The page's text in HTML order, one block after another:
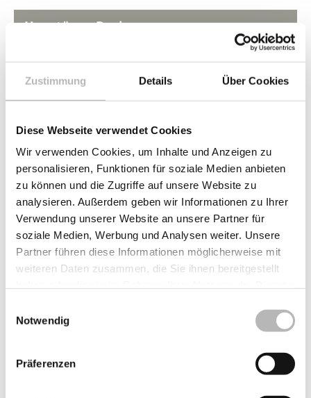
Zustimmung Details Über Cookies
Diese Webseite verwendet Cookies
Wir verwenden Cookies, um Inhalte und Anzeigen zu
personalisieren, Funktionen für soziale Medien anbieten
zu können und die Zugriffe auf unsere Website zu
analysieren. Außerdem geben wir Informationen zu Ihrer
Verwendung unserer Website an unsere Partner für
soziale Medien, Werbung und Analysen weiter. Unsere
Partner führen diese Informationen möglicherweise mit
weiteren Daten zusammen, die Sie ihnen bereitgestellt
Notwendig
Präferenzen
Haustüren-Design
Gestalten Sie Ihre Wunsch-Haustüre mit dem Schweiker Türen-
Konfigurator
Der Glaskonfigurator
jetzt online.
KfW-Förderung
Zuschüsse der KfW-Bank für Neubau und Renovierung
Mit über 800 Mitarbeitern ist die
Schweiker-Gruppe einer der größten
für Fenster, Türen und Rollladensysteme
mit Standorten in Deutschland und dem